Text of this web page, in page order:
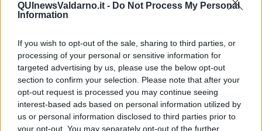
QUInewsValdarno.it - Do Not Process My Personal
Information
If you wish to opt-out of the sale, sharing to third parties, or
processing of your personal or sensitive information for
targeted advertising by us, please use the below opt-out
section to confirm your selection. Please note that after your
opt-out request is processed you may continue seeing
interest-based ads based on personal information utilized by
us or personal information disclosed to third parties prior to
your opt-out. You may separately opt-out of the further
Erdogan continua a sfidare l'Occidente
Libano, collasso economico e guerra civile
L'AUKUS e il Quad
Biden, primo presidente USA non in guerra
Papa Bergoglio vedrà Viktor Orbán
Bennet, un giorno in attesa di Biden
Il ritorno dei talebani
​La lenta agonia del Libano
Sudafrica, è allarme alimentare
Usa di nuovo al centro della geopolitica internazionale